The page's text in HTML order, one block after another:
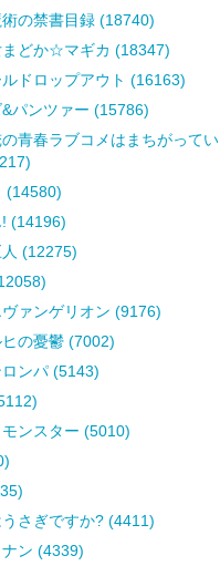
術の禁書目録 (18740)
まどか☆マギカ (18347)
ドロップアウト (16163)
パンツァー (15786)
青春ラブコメはまちがってい
(14580)
(14196)
(12275)
ァンゲリオン (9176)
の憂鬱 (7002)
ンパ (5143)
ンスター (5010)
うさぎですか? (4411)
ン (4339)